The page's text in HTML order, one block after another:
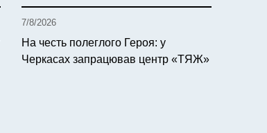
7/8/2026
На честь полеглого Героя: у
Черкасах запрацював центр «ТЯЖ»